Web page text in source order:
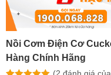
Nồi Cơm Điện Cơ
Hàng Chính Hãng
(2 đánh giá